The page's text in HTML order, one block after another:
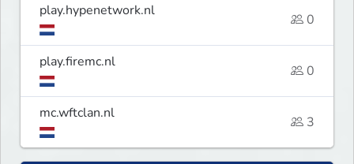
play.hypenetwork.nl
0
play.firemc.nl
0
mc.wftclan.nl
3